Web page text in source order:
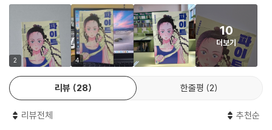
한, 지독히도 모자란 방법으로 버텨 준 아빠와 엄마가 가상하니까.
---p.196
이제는 엄마가 나를 한번 봐 주기를 갈구하지 않는다. 아빠의 바짓가랑이
뒤로 숨을 나이도 지났다. 두 팔 벌려 나를 안아 주길 기대하지도 않는다.
달려가 안기고 싶은 엄마 아빠 품보다 내가 품고 싶은 세상이 있다는 걸 알
았다. 내 갈구는 이제 그 세상을 향해 있다.
---p.196-197
서 벗어나고자 당찬 기세로 약 3,500킬로미터를 날아 낯선 고향 한국을
찾는다. 바짝 긴장한 채 마주한 공항과 기차역은 머릿속으로 돌려 보았던
시뮬레이션과는 달리 무척이나 춥고 황량하다.
맨몸으로 보금자리를 찾아가는 하람에게 뜻밖의 사람들이 손을 내민다. 버
스 정류장에서 만난 이웃 할머니는 자신의 패딩을 건네주고, 체육관 관장
은 등록비가 없다는 말에도 개의치 않고 열심히 하라고 받아 준다. 격투기
라는 공통의 관심사를 가진 무하와 원지는 선뜻 다가와 친구가 되어 준다.
‘재수 없는 오지라퍼’라고 생각했던 동네 경찰 권 경위는 필요할 때마다 하
람의 곁을 지켜 준다.
2 4
10
더보기
리뷰 28 한줄평 2
리뷰전체 추천순